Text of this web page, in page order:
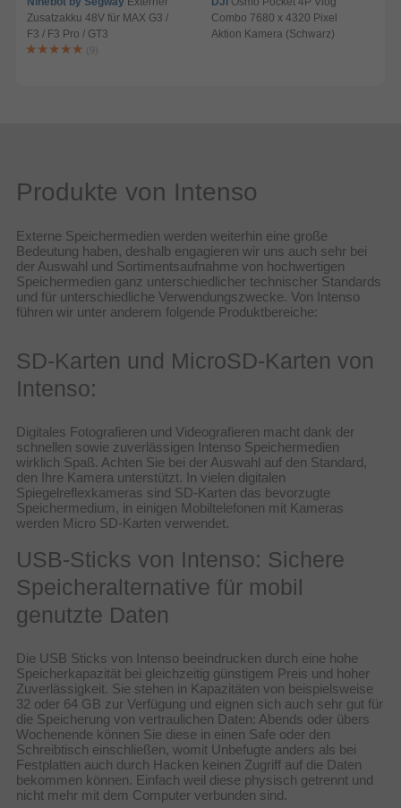
Zusatzakku 48V für MAX G3 /
F3 / F3 Pro / GT3
(9)
Combo 7680 x 4320 Pixel
Aktion Kamera (Schwarz)
Produkte von Intenso
Externe Speichermedien werden weiterhin eine große
Bedeutung haben, deshalb engagieren wir uns auch sehr bei
der Auswahl und Sortimentsaufnahme von hochwertigen
Speichermedien ganz unterschiedlicher technischer Standards
und für unterschiedliche Verwendungszwecke. Von Intenso
führen wir unter anderem folgende Produktbereiche:
SD-Karten und MicroSD-Karten von
Intenso:
Digitales Fotografieren und Videografieren macht dank der
schnellen sowie zuverlässigen Intenso Speichermedien
wirklich Spaß. Achten Sie bei der Auswahl auf den Standard,
den Ihre Kamera unterstützt. In vielen digitalen
Spiegelreflexkameras sind SD-Karten das bevorzugte
Speichermedium, in einigen Mobiltelefonen mit Kameras
werden Micro SD-Karten verwendet.
USB-Sticks von Intenso: Sichere
Speicheralternative für mobil
genutzte Daten
Die USB Sticks von Intenso beeindrucken durch eine hohe
Speicherkapazität bei gleichzeitig günstigem Preis und hoher
Zuverlässigkeit. Sie stehen in Kapazitäten von beispielsweise
32 oder 64 GB zur Verfügung und eignen sich auch sehr gut für
die Speicherung von vertraulichen Daten: Abends oder übers
Wochenende können Sie diese in einen Safe oder den
Schreibtisch einschließen, womit Unbefugte anders als bei
Festplatten auch durch Hacken keinen Zugriff auf die Daten
bekommen können. Einfach weil diese physisch getrennt und
nicht mehr mit dem Computer verbunden sind.